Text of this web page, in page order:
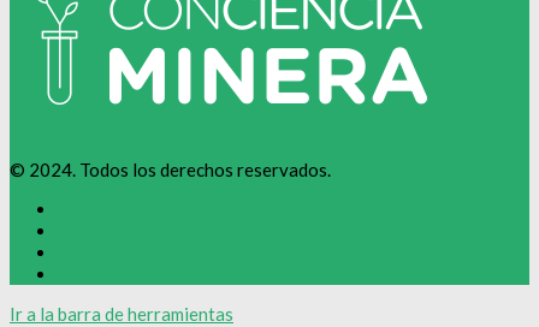
© 2024. Todos los derechos reservados.
Ir a la barra de herramientas